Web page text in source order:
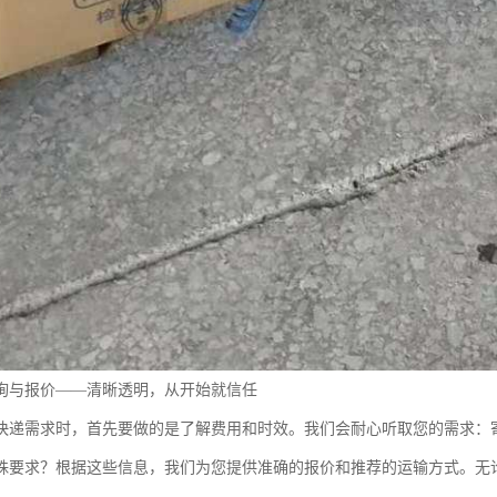
与报价——清晰透明，从开始就信任
递需求时，首先要做的是了解费用和时效。我们会耐心听取您的需求
要求？根据这些信息，我们为您提供准确的报价和推荐的运输方式。